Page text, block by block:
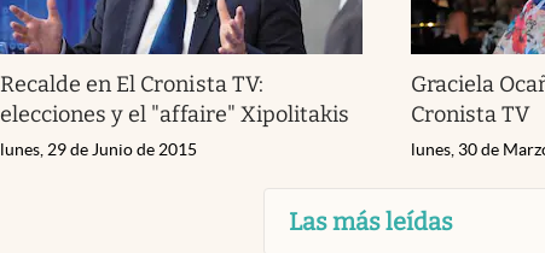
Recalde en El Cronista TV:
elecciones y el "affaire" Xipolitakis
lunes, 29 de Junio de 2015
Graciela
Cronista TV
lunes, 30 de
Las más leídas